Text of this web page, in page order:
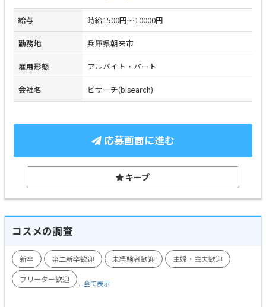
給与 時給1500円～10000円
勤務地 兵庫県朝来市
雇用形態 アルバイト・パート
会社名 ビサーチ(bisearch)
応募画面に進む
キープ
コスメの調査
新卒 第二新卒歓迎 未経験者歓迎
主婦・主夫歓迎
フリーター歓迎
...全て表示